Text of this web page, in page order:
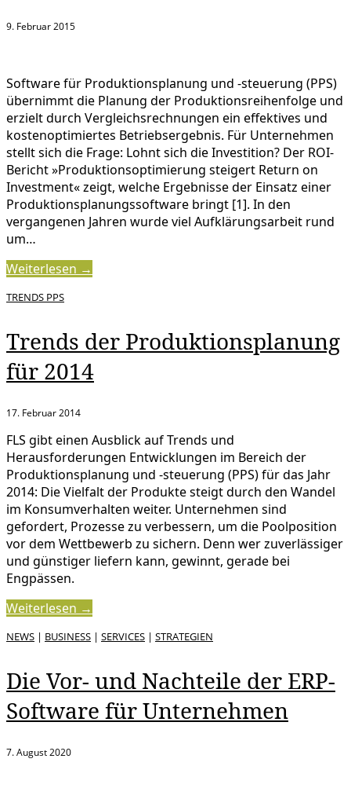
9. Februar 2015
Software für Produktionsplanung und -steuerung (PPS)
übernimmt die Planung der Produktionsreihenfolge und
erzielt durch Vergleichsrechnungen ein effektives und
kostenoptimiertes Betriebsergebnis. Für Unternehmen
stellt sich die Frage: Lohnt sich die Investition? Der ROI-
Bericht »Produktionsoptimierung steigert Return on
Investment« zeigt, welche Ergebnisse der Einsatz einer
Produktionsplanungssoftware bringt [1]. In den
vergangenen Jahren wurde viel Aufklärungsarbeit rund
um…
Weiterlesen →
TRENDS PPS
Trends der Produktionsplanung
für 2014
17. Februar 2014
FLS gibt einen Ausblick auf Trends und
Herausforderungen Entwicklungen im Bereich der
Produktionsplanung und -steuerung (PPS) für das Jahr
2014: Die Vielfalt der Produkte steigt durch den Wandel
im Konsumverhalten weiter. Unternehmen sind
gefordert, Prozesse zu verbessern, um die Poolposition
vor dem Wettbewerb zu sichern. Denn wer zuverlässiger
und günstiger liefern kann, gewinnt, gerade bei
Engpässen.
Weiterlesen →
NEWS | BUSINESS | SERVICES | STRATEGIEN
Die Vor- und Nachteile der ERP-
Software für Unternehmen
7. August 2020